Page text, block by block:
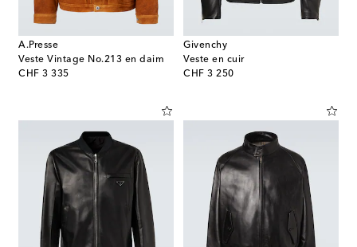
A.Presse
Veste Vintage No.213 en daim
CHF 3 335
original price
Givenchy
Veste en cuir
CHF 3 250
original price